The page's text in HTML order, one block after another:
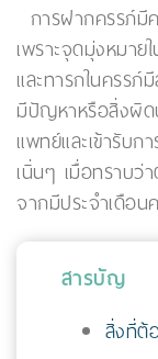
การฝากครรภ์
เพราะจุดมุ่งหมา
และทารกในครร
มีปัญหาหรือสิ่งผิด
แพทย์และเข้ารับ
เนิ่นๆ เมื่อทราบว่
จากมีประจำเดือ
สารบัญ
สิ่งที่ต้